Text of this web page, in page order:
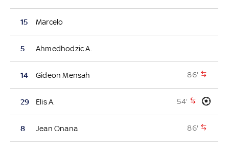
15 Marcelo
5 Ahmedhodzic A.
14 Gideon Mensah 86'
29 Elis A. 54'
8 Jean Onana 86'